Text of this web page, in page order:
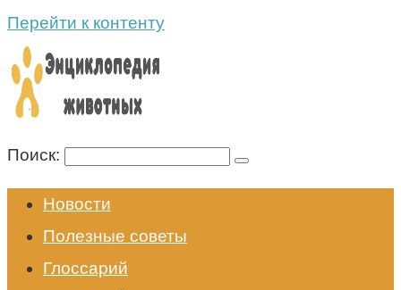
Перейти к контенту
Поиск:
Новости
Полезные советы
Глоссарий